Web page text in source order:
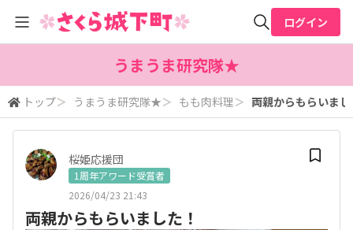
検索
ログイン
うまうま研究隊★
トップ＞ うまうま研究隊★＞ もも肉料理＞ 両親からもらいま
桜姫応援団
1周年アワード受賞者
2026/04/23 21:43
両親からもらいました！